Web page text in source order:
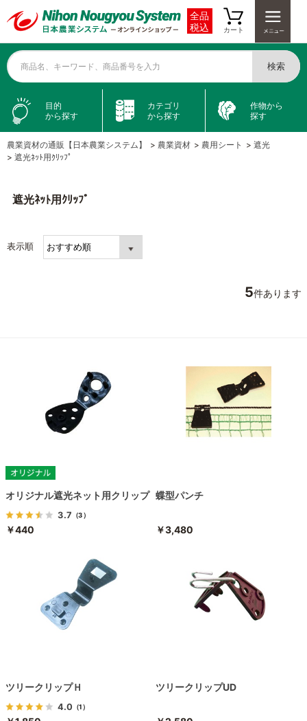
全品
税込
カート
商品名、キーワード、商品番号を入力 検索
目的
から探す
カテゴリ
から探す
作物から
探す
農業資材の通販【日本農業システム】 > 農業資材 > 農用シート > 遮光
> 遮光ﾈｯﾄ用ｸﾘｯﾌﾟ
遮光ﾈｯﾄ用ｸﾘｯﾌﾟ
表示順
5件あります
オリジナル遮光ネット用クリップ
3.7 （3）
￥440
蝶型パンチ
￥3,480
ツリークリップＨ
4.0 （1）
ツリークリップUD